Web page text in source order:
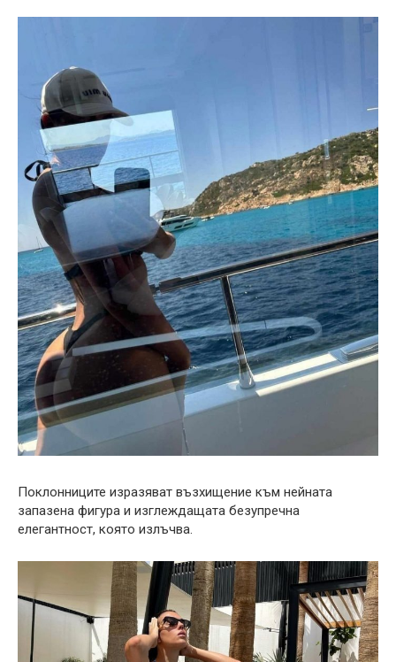
Поклонниците изразяват възхищение към нейната
запазена фигура и изглеждащата безупречна
елегантност, която излъчва.